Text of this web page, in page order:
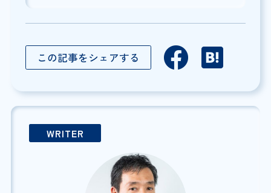
この記事をシェアする
WRITER